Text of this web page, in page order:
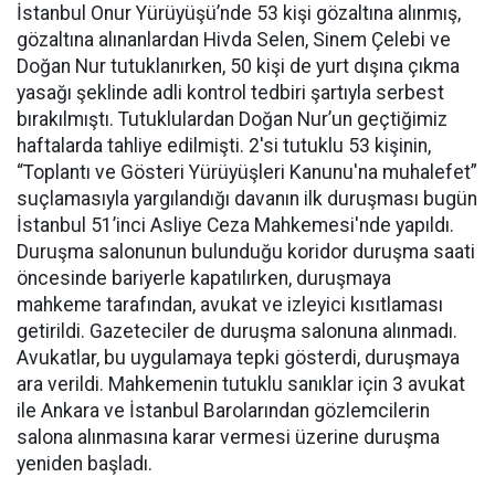
İstanbul Onur Yürüyüşü’nde 53 kişi gözaltına alınmış,
gözaltına alınanlardan Hivda Selen, Sinem Çelebi ve
Doğan Nur tutuklanırken, 50 kişi de yurt dışına çıkma
yasağı şeklinde adli kontrol tedbiri şartıyla serbest
bırakılmıştı. Tutuklulardan Doğan Nur’un geçtiğimiz
haftalarda tahliye edilmişti. 2'si tutuklu 53 kişinin,
“Toplantı ve Gösteri Yürüyüşleri Kanunu'na muhalefet”
suçlamasıyla yargılandığı davanın ilk duruşması bugün
İstanbul 51’inci Asliye Ceza Mahkemesi'nde yapıldı.
Duruşma salonunun bulunduğu koridor duruşma saati
öncesinde bariyerle kapatılırken, duruşmaya
mahkeme tarafından, avukat ve izleyici kısıtlaması
getirildi. Gazeteciler de duruşma salonuna alınmadı.
Avukatlar, bu uygulamaya tepki gösterdi, duruşmaya
ara verildi. Mahkemenin tutuklu sanıklar için 3 avukat
ile Ankara ve İstanbul Barolarından gözlemcilerin
salona alınmasına karar vermesi üzerine duruşma
yeniden başladı.